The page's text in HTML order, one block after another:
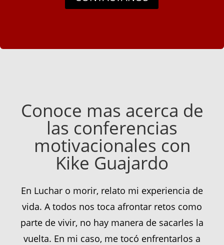
Conoce mas acerca de
las conferencias
motivacionales con
Kike Guajardo
En Luchar o morir, relato mi experiencia de
vida. A todos nos toca afrontar retos como
parte de vivir, no hay manera de sacarles la
vuelta. En mi caso, me tocó enfrentarlos a